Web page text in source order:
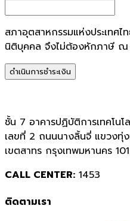
สภาอุตสาหกรรมแห่งประเทศไ
นิติบุคคล จึงไม่ต้องหักภาษี ณ
ดำเนินการชำระเงิน
ชั้น 7 อาคารปฏิบัติการเทคโนโ
เลขที่ 2 ถนนนางลิ้นจี่ แขวงทุ่ง
เขตสาทร กรุงเทพมหานคร
CALL CENTER: 1453
ติดตามเรา